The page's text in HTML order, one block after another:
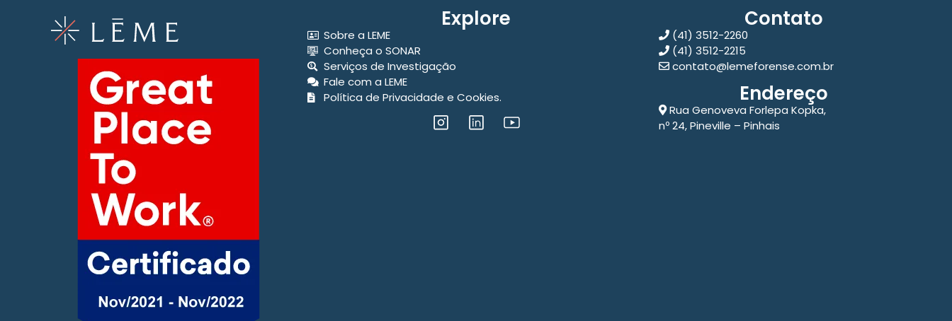
Explore
Sobre a LEME
Conheça o SONAR
Serviços de Investigação
Fale com a LEME
Política de Privacidade e Cookies.
Contato
(41) 3512-2260
(41) 3512-2215
contato@lemeforense.com.br
Endereço
Rua Genoveva Forlepa Kopka,
nº 24, Pineville – Pinhais